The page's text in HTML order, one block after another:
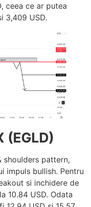
ceea ce ar putea
3,409 USD.
shoulders pattern,
impuls bullish. Pentru
si inchidere de
10.84 USD. Odata